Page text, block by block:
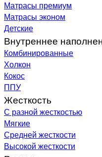
Матрасы премиум
Матрасы эконом
Детские
Внутреннее
Комбинированные
Холкон
Кокос
ППУ
Жесткость
С разной жесткостью
Мягкие
Средней жесткости
Высокой жесткости